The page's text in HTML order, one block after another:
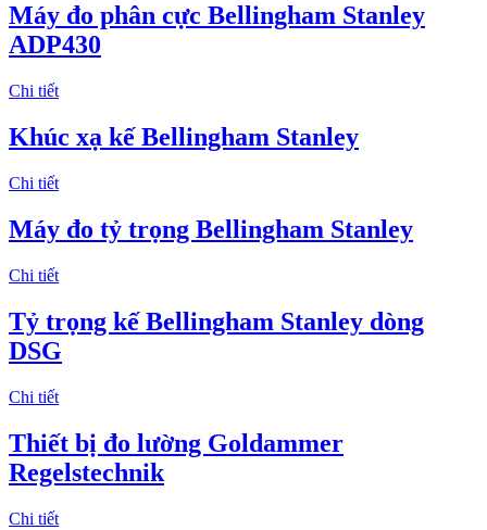
Máy đo phân cực Bellingham Stanley
ADP430
Chi tiết
Khúc xạ kế Bellingham Stanley
Chi tiết
Máy đo tỷ trọng Bellingham Stanley
Chi tiết
Tỷ trọng kế Bellingham Stanley dòng
DSG
Chi tiết
Thiết bị đo lường Goldammer
Regelstechnik
Chi tiết